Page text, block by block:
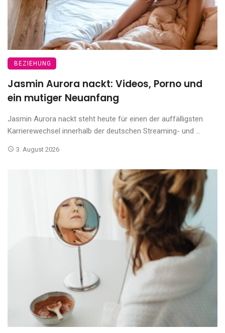
BEZIEHUNG
Jasmin Aurora nackt: Videos, Porno und
ein mutiger Neuanfang
Jasmin Aurora nackt steht heute für einen der auffälligsten
Karrierewechsel innerhalb der deutschen Streaming- und ...
3. August 2026